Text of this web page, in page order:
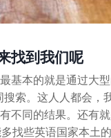
找到我们呢
基本的就是通过大型
索。这人人都会，
不同的结果。还有
找些英语国家本土